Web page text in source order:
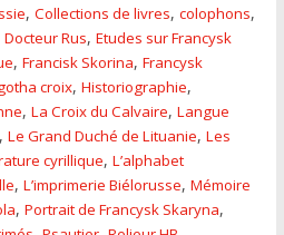
, Collections de livres, colophons,
Docteur Rus, Etudes sur Francysk
, Francisk Skorina, Francysk
croix, Historiographie,
, La Croix du Calvaire, Langue
, Le Grand Duché de Lituanie, Les
cyrillique, L’alphabet
, L’imprimerie Biélorusse, Mémoire
, Portrait de Francysk Skaryna,